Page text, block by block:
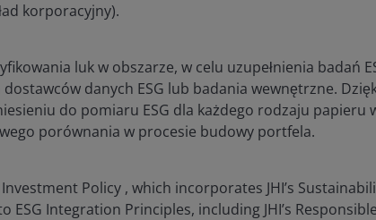
korporacyjny).
luk w obszarze, w celu uzupełnienia badań
danych ESG lub badania wewnętrzne.
do pomiaru ESG dla każdego rodzaju papieru
porównania w procesie budowy portfela.
Policy , which incorporates JHI’s
ESG Integration Principles, including JHI’s